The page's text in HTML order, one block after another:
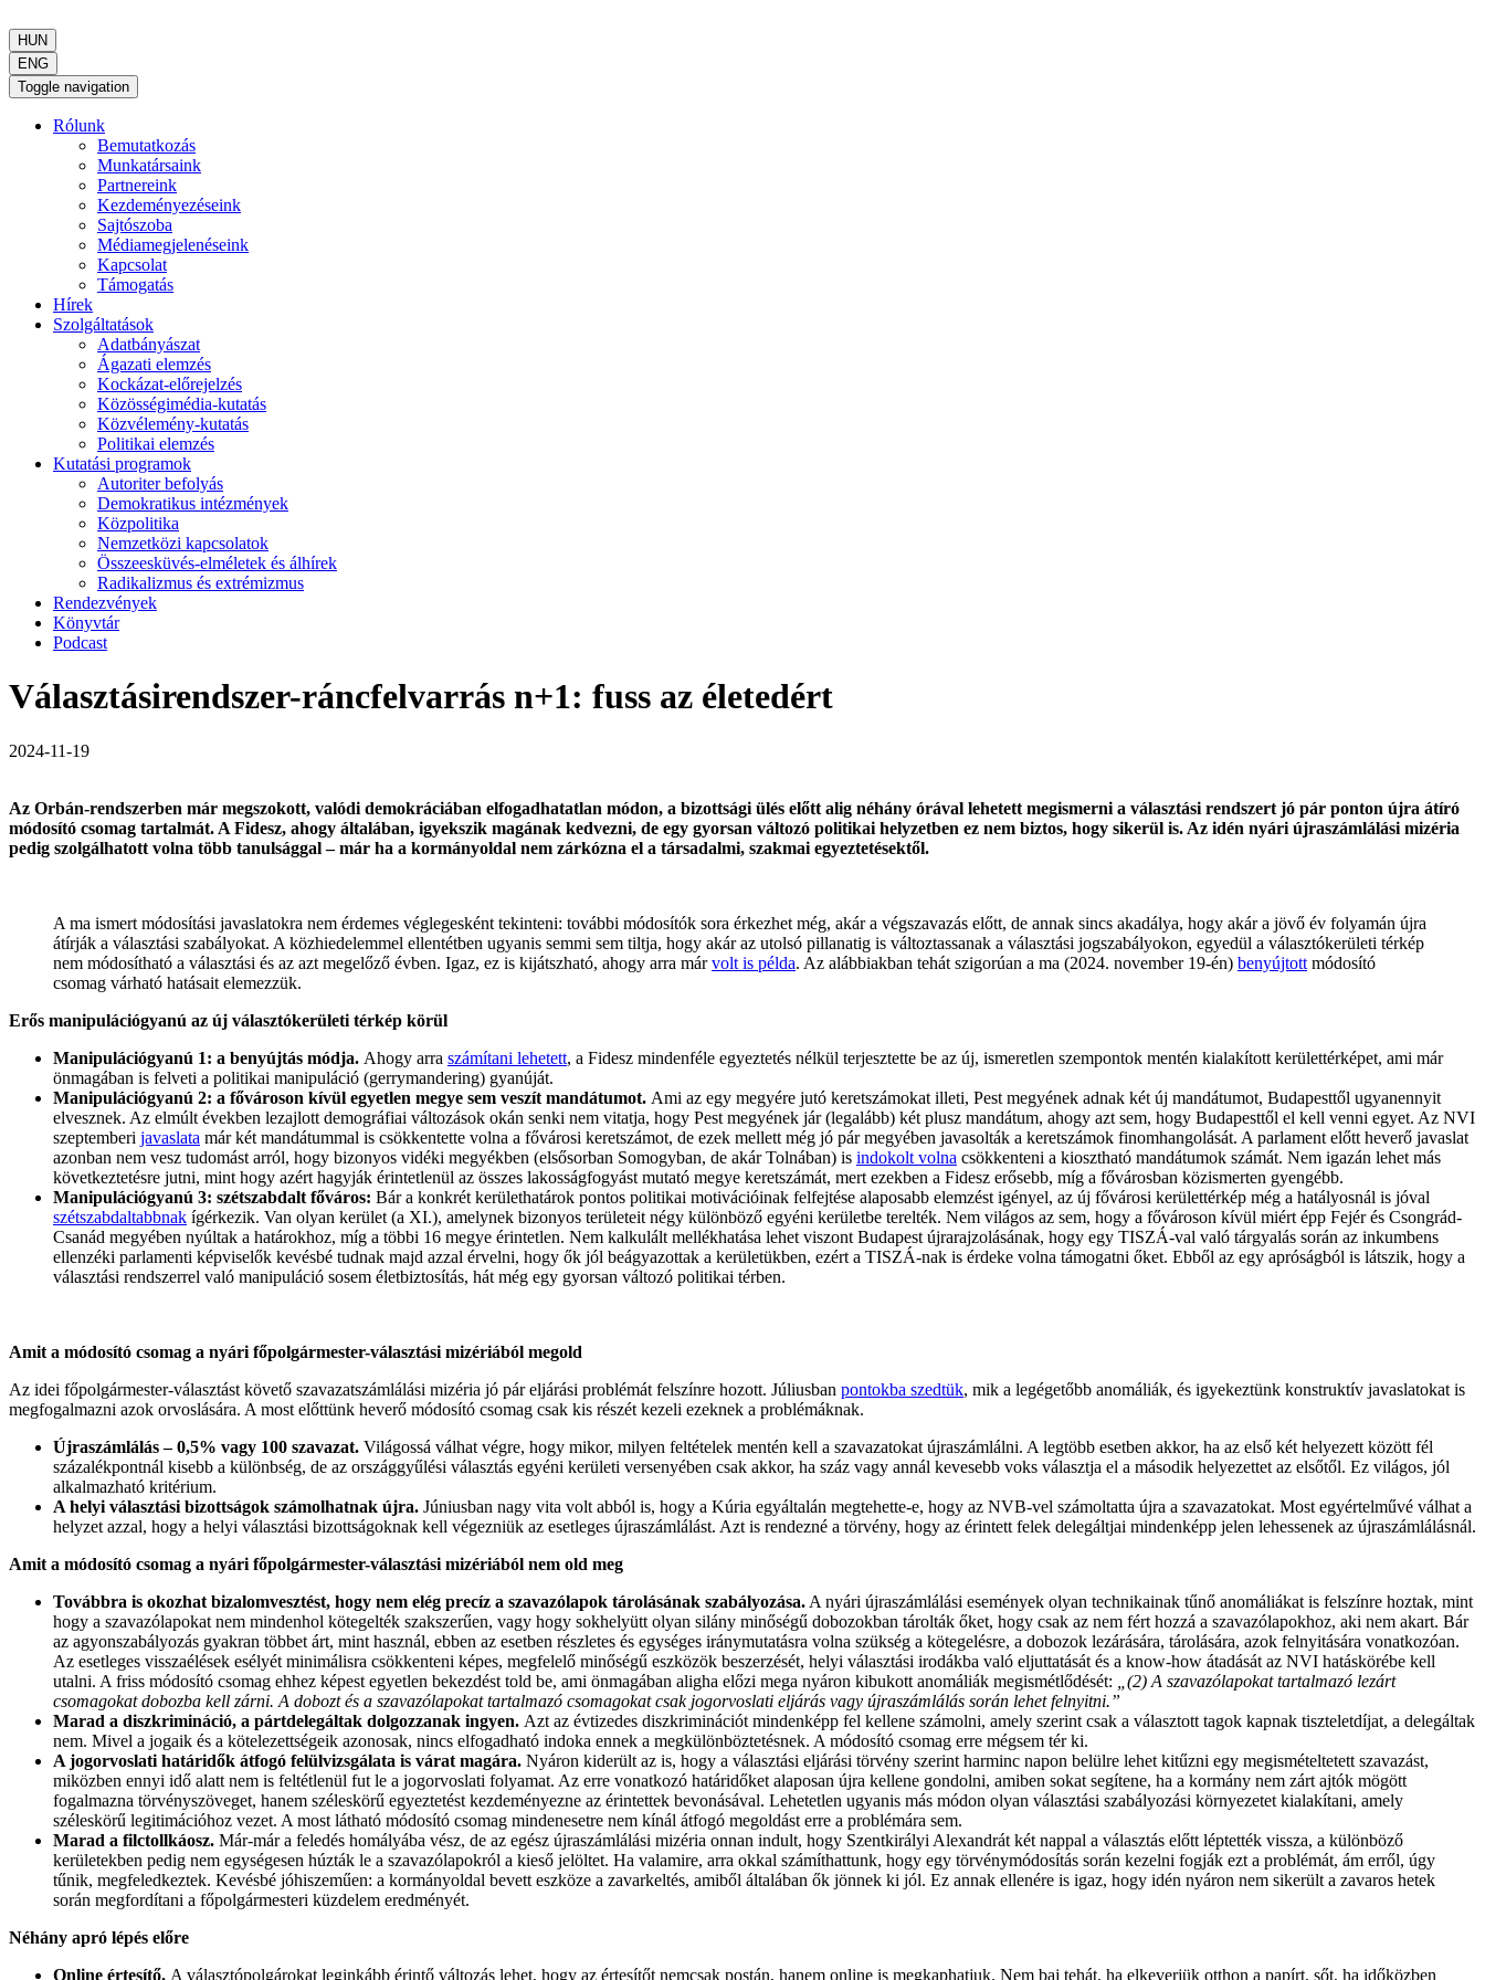
HUN
ENG
Toggle navigation
Rólunk
Bemutatkozás
Munkatársaink
Partnereink
Kezdeményezéseink
Sajtószoba
Médiamegjelenéseink
Kapcsolat
Támogatás
Hírek
Szolgáltatások
Adatbányászat
Ágazati elemzés
Kockázat-előrejelzés
Közösségimédia-kutatás
Közvélemény-kutatás
Politikai elemzés
Kutatási programok
Autoriter befolyás
Demokratikus intézmények
Közpolitika
Nemzetközi kapcsolatok
Összeesküvés-elméletek és álhírek
Radikalizmus és extrémizmus
Rendezvények
Könyvtár
Podcast
Választásirendszer-ráncfelvarrás n+1: fuss az életedért
2024-11-19
Az Orbán-rendszerben már megszokott, valódi demokráciában elfogadhatatlan módon, a bizottsági ülés előtt alig néhány órával lehetett megismerni a választási rendszert jó pár ponton újra átíró
módosító csomag tartalmát. A Fidesz, ahogy általában, igyekszik magának kedvezni, de egy gyorsan változó politikai helyzetben ez nem biztos, hogy sikerül is. Az idén nyári újraszámlálási mizéria
pedig szolgálhatott volna több tanulsággal – már ha a kormányoldal nem zárkózna el a társadalmi, szakmai egyeztetésektől.
A ma ismert módosítási javaslatokra nem érdemes véglegesként tekinteni: további módosítók sora érkezhet még, akár a végszavazás előtt, de annak sincs akadálya, hogy akár a jövő év folyamán újra
átírják a választási szabályokat. A közhiedelemmel ellentétben ugyanis semmi sem tiltja, hogy akár az utolsó pillanatig is változtassanak a választási jogszabályokon, egyedül a választókerületi térkép
nem módosítható a választási és az azt megelőző évben. Igaz, ez is kijátszható, ahogy arra márvolt is példa. Az alábbiakban tehát szigorúan a ma (2024. november 19-én) benyújtott módosító
csomag várható hatásait elemezzük.
Erős manipulációgyanú az új választókerületi térkép körül
Manipulációgyanú 1: a benyújtás módja. Ahogy arra számítani lehetett, a Fidesz mindenféle egyeztetés nélkül terjesztette be az új, ismeretlen szempontok mentén kialakított kerülettérképet, ami már
önmagában is felveti a politikai manipuláció (gerrymandering) gyanúját.
Manipulációgyanú 2: a fővároson kívül egyetlen megye sem veszít mandátumot. Ami az egy megyére jutó keretszámokat illeti, Pest megyének adnak két új mandátumot, Budapesttől ugyanennyit
elvesznek. Az elmúlt években lezajlott demográfiai változások okán senki nem vitatja, hogy Pest megyének jár (legalább) két plusz mandátum, ahogy azt sem, hogy Budapesttől el kell venni egyet. Az NVI
szeptemberi javaslata már két mandátummal is csökkentette volna a fővárosi keretszámot, de ezek mellett még jó pár megyében javasolták a keretszámok finomhangolását. A parlament előtt heverő javaslat
azonban nem vesz tudomást arról, hogy bizonyos vidéki megyékben (elsősorban Somogyban, de akár Tolnában) is indokolt volna csökkenteni a kiosztható mandátumok számát. Nem igazán lehet más
következtetésre jutni, mint hogy azért hagyják érintetlenül az összes lakosságfogyást mutató megye keretszámát, mert ezekben a Fidesz erősebb, míg a fővárosban közismerten gyengébb.
Manipulációgyanú 3: szétszabdalt főváros: Bár a konkrét kerülethatárok pontos politikai motivációinak felfejtése alaposabb elemzést igényel, az új fővárosi kerülettérkép még a hatályosnál is jóval
szétszabdaltabbnak ígérkezik. Van olyan kerület (a XI.), amelynek bizonyos területeit négy különböző egyéni kerületbe terelték. Nem világos az sem, hogy a fővároson kívül miért épp Fejér és Csongrád-
Csanád megyében nyúltak a határokhoz, míg a többi 16 megye érintetlen. Nem kalkulált mellékhatása lehet viszont Budapest újrarajzolásának, hogy egy TISZÁ-val való tárgyalás során az inkumbens
ellenzéki parlamenti képviselők kevésbé tudnak majd azzal érvelni, hogy ők jól beágyazottak a kerületükben, ezért a TISZÁ-nak is érdeke volna támogatni őket. Ebből az egy apróságból is látszik, hogy a
választási rendszerrel való manipuláció sosem életbiztosítás, hát még egy gyorsan változó politikai térben.
Amit a módosító csomag a nyári főpolgármester-választási mizériából megold
Az idei főpolgármester-választást követő szavazatszámlálási mizéria jó pár eljárási problémát felszínre hozott. Júliusban pontokba szedtük, mik a legégetőbb anomáliák, és igyekeztünk konstruktív javaslatokat is
megfogalmazni azok orvoslására. A most előttünk heverő módosító csomag csak kis részét kezeli ezeknek a problémáknak.
Újraszámlálás – 0,5% vagy 100 szavazat. Világossá válhat végre, hogy mikor, milyen feltételek mentén kell a szavazatokat újraszámlálni. A legtöbb esetben akkor, ha az első két helyezett között fél
százalékpontnál kisebb a különbség, de az országgyűlési választás egyéni kerületi versenyében csak akkor, ha száz vagy annál kevesebb voks választja el a második helyezettet az elsőtől. Ez világos, jól
alkalmazható kritérium.
A helyi választási bizottságok számolhatnak újra. Júniusban nagy vita volt abból is, hogy a Kúria egyáltalán megtehette-e, hogy az NVB-vel számoltatta újra a szavazatokat. Most egyértelművé válhat a
helyzet azzal, hogy a helyi választási bizottságoknak kell végezniük az esetleges újraszámlálást. Azt is rendezné a törvény, hogy az érintett felek delegáltjai mindenképp jelen lehessenek az újraszámlálásnál.
Amit a módosító csomag a nyári főpolgármester-választási mizériából nem old meg
Továbbra is okozhat bizalomvesztést, hogy nem elég precíz a szavazólapok tárolásának szabályozása. A nyári újraszámlálási események olyan technikainak tűnő anomáliákat is felszínre hoztak, mint
hogy a szavazólapokat nem mindenhol kötegelték szakszerűen, vagy hogy sokhelyütt olyan silány minőségű dobozokban tárolták őket, hogy csak az nem fért hozzá a szavazólapokhoz, aki nem akart. Bár
az agyonszabályozás gyakran többet árt, mint használ, ebben az esetben részletes és egységes iránymutatásra volna szükség a kötegelésre, a dobozok lezárására, tárolására, azok felnyitására vonatkozóan.
Az esetleges visszaélések esélyét minimálisra csökkenteni képes, megfelelő minőségű eszközök beszerzését, helyi választási irodákba való eljuttatását és a know-how átadását az NVI hatáskörébe kell
utalni. A friss módosító csomag ehhez képest egyetlen bekezdést told be, ami önmagában aligha előzi mega nyáron kibukott anomáliák megismétlődését:
„(2) A szavazólapokat tartalmazó lezárt
csomagokat dobozba kell zárni. A dobozt és a szavazólapokat tartalmazó csomagokat csak jogorvoslati eljárás vagy újraszámlálás során lehet felnyitni.”
Marad a diszkrimináció, a pártdelegáltak dolgozzanak ingyen. Azt az évtizedes diszkriminációt mindenképp fel kellene számolni, amely szerint csak a választott tagok kapnak tiszteletdíjat, a delegáltak
nem. Mivel a jogaik és a kötelezettségeik azonosak, nincs elfogadható indoka ennek a megkülönböztetésnek. A módosító csomag erre mégsem tér ki.
A jogorvoslati határidők átfogó felülvizsgálata is várat magára. Nyáron kiderült az is, hogy a választási eljárási törvény szerint harminc napon belülre lehet kitűzni egy megismételtetett szavazást,
miközben ennyi idő alatt nem is feltétlenül fut le a jogorvoslati folyamat. Az erre vonatkozó határidőket alaposan újra kellene gondolni, amiben sokat segítene, ha a kormány nem zárt ajtók mögött
fogalmazna törvényszöveget, hanem széleskörű egyeztetést kezdeményezne az érintettek bevonásával. Lehetetlen ugyanis más módon olyan választási szabályozási környezetet kialakítani, amely
széleskörű legitimációhoz vezet. A most látható módosító csomag mindenesetre nem kínál átfogó megoldást erre a problémára sem.
Marad a filctollkáosz. Már-már a feledés homályába vész, de az egész újraszámlálási mizéria onnan indult, hogy Szentkirályi Alexandrát két nappal a választás előtt léptették vissza, a különböző
kerületekben pedig nem egységesen húzták le a szavazólapokról a kieső jelöltet. Ha valamire, arra okkal számíthattunk, hogy egy törvénymódosítás során kezelni fogják ezt a problémát, ám erről, úgy
tűnik, megfeledkeztek. Kevésbé jóhiszeműen: a kormányoldal bevett eszköze a zavarkeltés, amiből általában ők jönnek ki jól. Ez annak ellenére is igaz, hogy idén nyáron nem sikerült a zavaros hetek
során megfordítani a főpolgármesteri küzdelem eredményét.
Néhány apró lépés előre
Online értesítő. A választópolgárokat leginkább érintő változás lehet, hogy az értesítőt nemcsak postán, hanem online is megkaphatjuk. Nem baj tehát, ha elkeverjük otthon a papírt, sőt, ha időközben